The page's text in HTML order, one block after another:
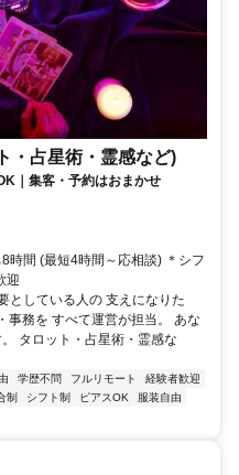
・占星術・霊感など)
｜集客・予約はおまかせ
時間 (最短4時間～応相談) ＊シフ
迎
としている人の 支えになりた
事務を すべて運営が担当。 あな
タロット・占星術・霊感な
学歴不問 フルリモート
経験者歓迎
制 シフト制 ピアスOK
服装自由